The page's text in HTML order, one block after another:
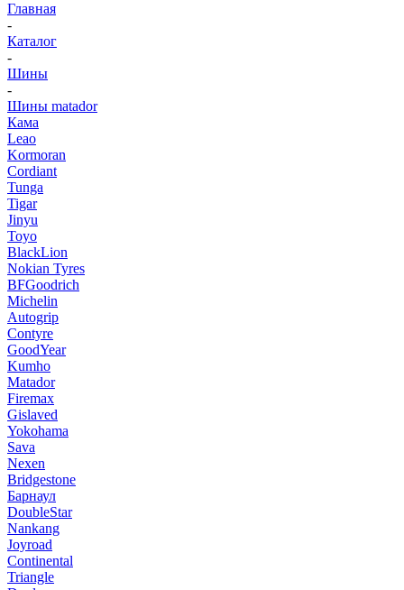
Главная
-
Каталог
-
Шины
-
Шины matador
Кама
Leao
Kormoran
Cordiant
Tunga
Tigar
Jinyu
Toyo
BlackLion
Nokian Tyres
BFGoodrich
Michelin
Autogrip
Contyre
GoodYear
Kumho
Matador
Firemax
Gislaved
Yokohama
Sava
Nexen
Bridgestone
Барнаул
DoubleStar
Nankang
Joyroad
Continental
Triangle